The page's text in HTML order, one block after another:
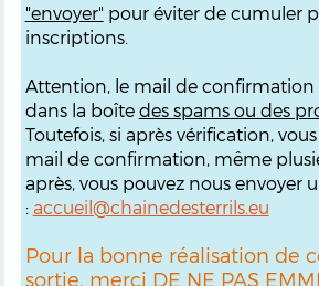
"envoyer" pour éviter de cumuler
inscriptions.
Attention, le mail de confirmation
dans la boîte des spams ou des
Toutefois, si après vérification,
mail de confirmation, même
après, vous pouvez nous envoyer
: accueil@chainedesterrils.eu
Pour la bonne réalisation de
sortie, merci DE NE PAS